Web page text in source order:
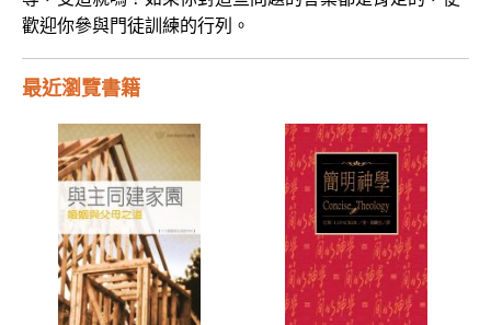
歡迎你參與門徒訓練的行列。
最近瀏覽書籍